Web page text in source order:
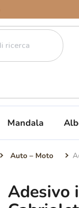
Mandala
Auto – Moto
Adesivo